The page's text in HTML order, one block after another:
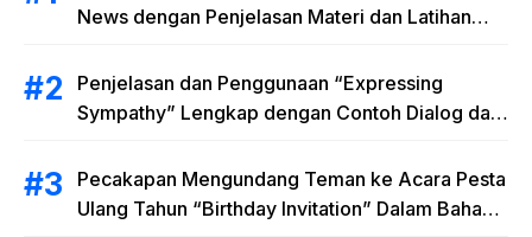
News dengan Penjelasan Materi dan Latihan
Penjelasan dan Penggunaan “Expressing
Sympathy” Lengkap dengan Contoh Dialog dan
Pecakapan Mengundang Teman ke Acara Pesta
Ulang Tahun “Birthday Invitation” Dalam Bahasa